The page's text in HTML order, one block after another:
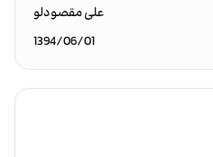
علی مقصودلو
1394/06/01